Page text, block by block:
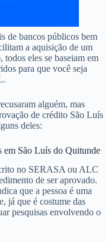
de bancos públicos bem
a aquisição de um
eles se baseiam em
para que você seja
alguém, mas
de crédito São Luís
deles:
em São Luís do Quitunde
no SERASA ou ALC
de ser aprovado.
que a pessoa é uma
já que é costume das
pesquisas envolvendo o